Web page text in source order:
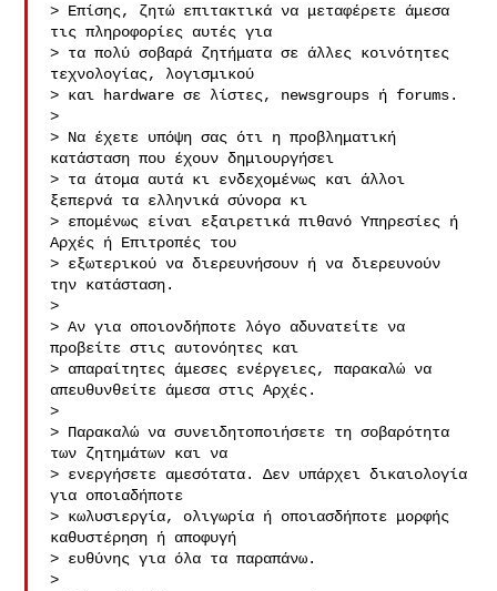
> Επίσης, ζητώ επιτακτικά να μεταφέρετε άμεσα
τις πληροφορίες αυτές για
> τα πολύ σοβαρά ζητήματα σε άλλες κοινότητες
τεχνολογίας, λογισμικού
> και hardware σε λίστες, newsgroups ή forums.
>
> Να έχετε υπόψη σας ότι η προβληματική
κατάσταση που έχουν δημιουργήσει
> τα άτομα αυτά κι ενδεχομένως και άλλοι
ξεπερνά τα ελληνικά σύνορα κι
> επομένως είναι εξαιρετικά πιθανό Υπηρεσίες ή
Αρχές ή Επιτροπές του
> εξωτερικού να διερευνήσουν ή να διερευνούν
την κατάσταση.
>
> Αν για οποιονδήποτε λόγο αδυνατείτε να
προβείτε στις αυτονόητες και
> απαραίτητες άμεσες ενέργειες, παρακαλώ να
απευθυνθείτε άμεσα στις Αρχές.
>
> Παρακαλώ να συνειδητοποιήσετε τη σοβαρότητα
των ζητημάτων και να
> ενεργήσετε αμεσότατα. Δεν υπάρχει δικαιολογία
για οποιαδήποτε
> κωλυσιεργία, ολιγωρία ή οποιασδήποτε μορφής
καθυστέρηση ή αποφυγή
> ευθύνης για όλα τα παραπάνω.
>